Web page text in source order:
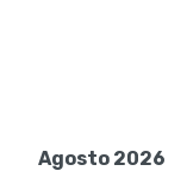
Agosto 2026